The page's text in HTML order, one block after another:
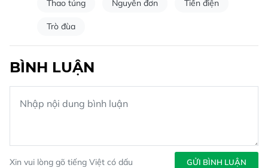
Thao túng Nguyên đơn Tiền điện
Trò đùa
BÌNH LUẬN
Xin vui lòng gõ tiếng Việt có dấu GỬI BÌNH LUẬN